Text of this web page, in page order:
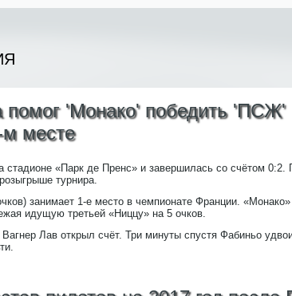
помог 'Монако' победить 'ПСЖ'
м месте
стадионе «Парк де Пренс» и завершилась со счётом 0:2.
турнира.
занимает 1-е место в чемпионате Франции.
идущую третьей «Ниццу» на 5 очков.
Лав открыл счёт. Три минуты спустя Фабиньо